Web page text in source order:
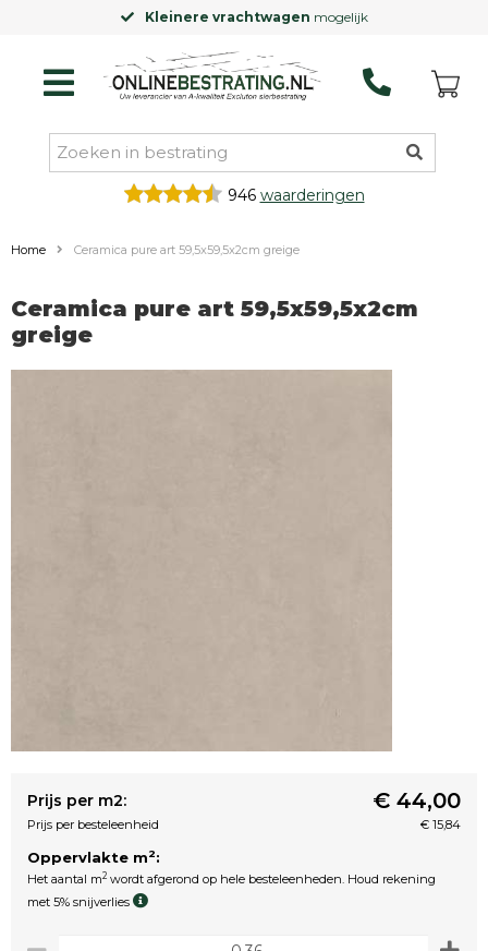
Kleinere vrachtwagen mogelijk
946 waarderingen
Home Ceramica pure art 59,5x59,5x2cm greige
Ceramica pure art 59,5x59,5x2cm
greige
Prijs per m2: € 44,00
Prijs per besteleenheid € 15,84
Oppervlakte m2:
Het aantal m2 wordt afgerond op hele besteleenheden. Houd rekening
met 5% snijverlies